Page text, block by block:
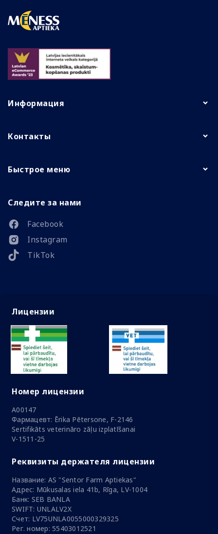
Информация
Контакты
Быстрое меню
Следите за нами
Facebook
Instagram
TikTok
Лицензии
Номер лицензии
A00147
Фармацевт: Ērika Pētersone, F-2146
Sertifikāts veterināro zāļu izplatīšanai
V-1511-25
Реквизиты держателя лицензии
Название: AS "Sentor Farm Aptiekas"
Адрес: Mūkusalas iela 41b, Rīga, LV-1004
Банк: SEB BANLA
SWIFT: UNLALV2X
Счет: LV75UNLA0055000329325
Рег. номер: 55403012521